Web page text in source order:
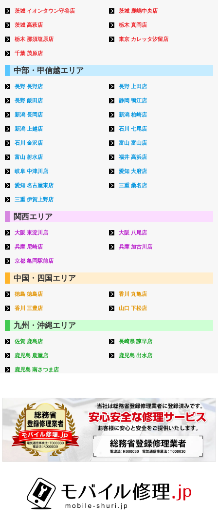
茨城 イオンタウン守谷店 茨城 鹿嶋中央店
茨城 高萩店 栃木 真岡店
栃木 那須塩原店 東京 カレッタ汐留店
千葉 茂原店
中部・甲信越エリア
長野 長野店 長野 上田店
長野 飯田店 静岡 鴨江店
新潟 長岡店 新潟 柏崎店
新潟 上越店 石川 七尾店
石川 金沢店 富山 富山店
富山 射水店 福井 高浜店
岐阜 中津川店 愛知 大府店
愛知 名古屋東店 三重 桑名店
三重 伊賀上野店
関西エリア
大阪 東淀川店 大阪 八尾店
兵庫 尼崎店 兵庫 加古川店
京都 亀岡駅前店
中国・四国エリア
徳島 徳島店 香川 丸亀店
香川 三豊店 山口 下松店
九州・沖縄エリア
佐賀 鹿島店 長崎県 諫早店
鹿児島 鹿屋店 鹿児島 出水店
鹿児島 南さつま店